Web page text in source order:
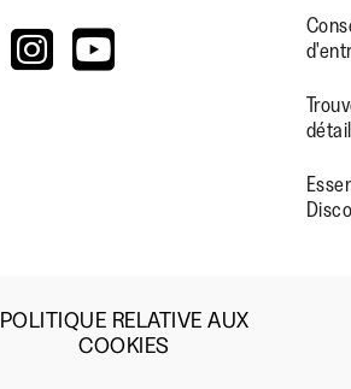
HTTPS://
HTTPS://HTTPS://
POLITIQUE RELATIVE AUX
COOKIES